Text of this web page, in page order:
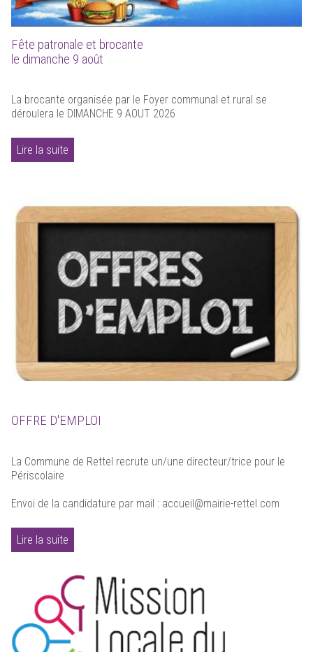
Fête patronale et brocante
le dimanche 9 août
La brocante organisée par le Foyer communal et rural se
déroulera le DIMANCHE 9 AOUT 2026
Lire la suite
OFFRE D'EMPLOI
La Commune de Rettel recrute un/une directeur/trice pour le
Périscolaire
Envoi de la candidature par mail : accueil@mairie-rettel.com
Lire la suite